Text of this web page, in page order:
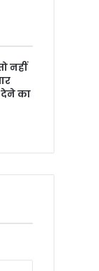
नहीं
देने का